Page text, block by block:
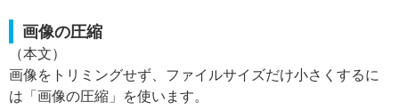
画像の圧縮
（本文）
画像をトリミングせず、ファイルサイズだけ小さくするに
は「画像の圧縮」を使います。